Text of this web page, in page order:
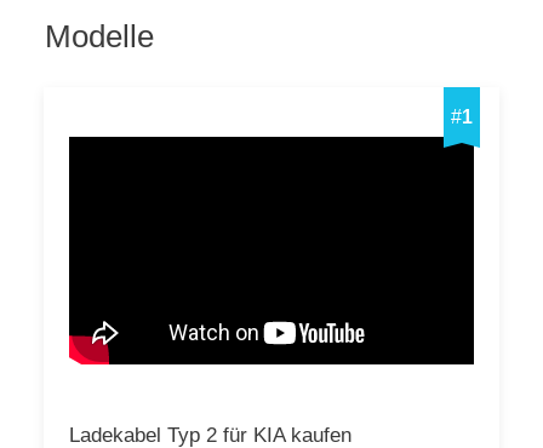
Modelle
#1
Ladekabel Typ 2 für KIA kaufen